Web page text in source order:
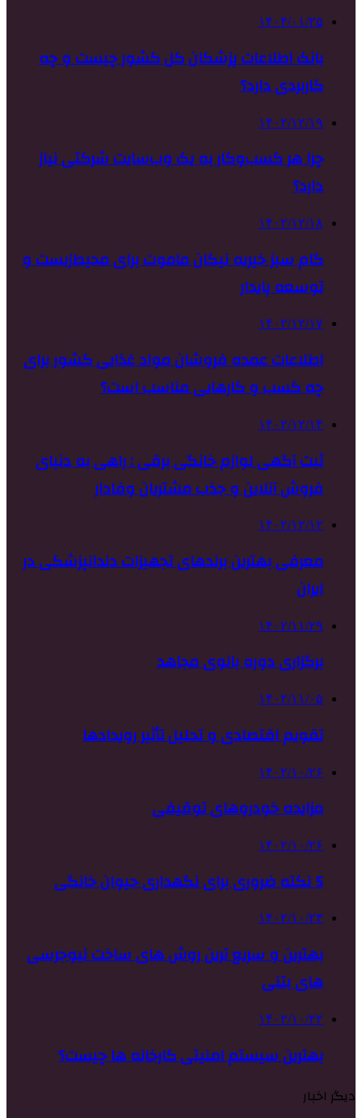
۱۴۰۴/۰۱/۲۵
بانک اطلاعات پزشکان کل کشور چیست و چه
کاربردی دارد؟
۱۴۰۲/۱۲/۱۹
چرا هر کسب‌وکار به یک وب‌سایت شرکتی نیاز
دارد؟
۱۴۰۲/۱۲/۱۸
گام سبز خیریه نیکان ماموت برای محیط‌زیست و
توسعه پایدار
۱۴۰۲/۱۲/۱۷
اطلاعات عمده فروشان مواد غذایی کشور برای
چه کسب و کارهایی مناسب است؟
۱۴۰۲/۱۲/۱۴
ثبت آگهی لوازم خانگی برقی : راهی به دنیای
فروش آنلاین و جذب مشتریان وفادار
۱۴۰۲/۱۲/۱۲
معرفی بهترین برندهای تجهیزات دندانپزشکی در
ایران
۱۴۰۲/۱۱/۲۹
برگزاری دوره بانوی مجاهد
۱۴۰۲/۱۱/۰۵
تقویم اقتصادی و تحلیل تأثیر رویدادها
۱۴۰۲/۱۰/۲۶
مزایده خودروهای توقیفی
۱۴۰۲/۱۰/۲۶
5 نکته ضروری برای نگهداری حیوان خانگی
۱۴۰۲/۱۰/۲۳
بهترین و سریع ترین روش های ساخت نیوجرسی
های بتنی
۱۴۰۲/۱۰/۲۲
بهترین سیستم امنیتی کارخانه ها چیست؟
دیگر اخبار